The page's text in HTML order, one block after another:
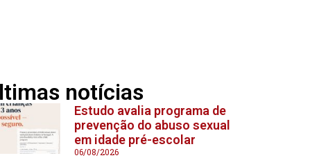
notícias
Estudo avalia programa de
prevenção do abuso sexual
em idade pré-escolar
06/08/2026